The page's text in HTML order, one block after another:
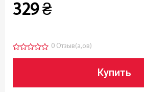
329 ₴
0 Отзыв(а,ов)
Купить